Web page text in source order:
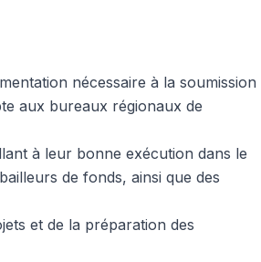
nécessaire à la soumission
aux bureaux régionaux de
à leur bonne exécution dans le
de fonds, ainsi que des
et de la préparation des